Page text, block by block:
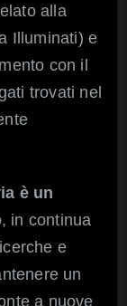
alla
Illuminati) e
con il
trovati nel
è un
, in continua
e
un
a nuove